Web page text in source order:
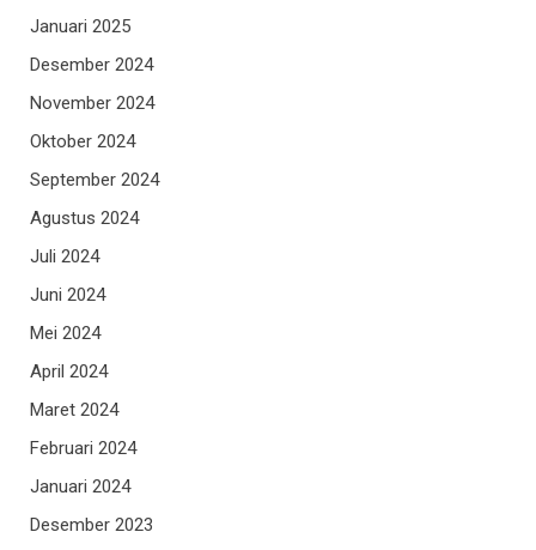
Januari 2025
Desember 2024
November 2024
Oktober 2024
September 2024
Agustus 2024
Juli 2024
Juni 2024
Mei 2024
April 2024
Maret 2024
Februari 2024
Januari 2024
Desember 2023